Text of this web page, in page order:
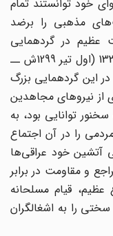
خود توانستند تمام
مذهبی را برضد
در گردهمایی
سراسری نیروهای مجاهدین در 4 شوال 1338 (اول تیر 1299ش ــ
در این گردهمایی بزرگ
نیروهای مجاهدین
توانایی بود، به
را در آن اجتماع
خود عراقی‌ها
و مقاومت در برابر
قیام مسلحانه
را به اشغالگران